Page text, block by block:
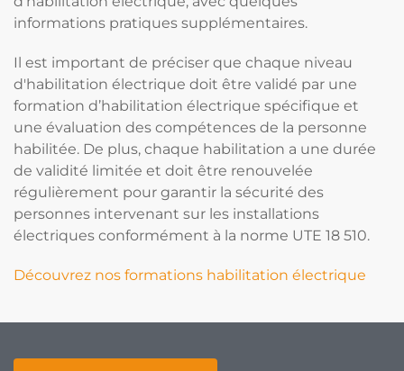
informations pratiques supplémentaires.
Il est important de préciser que chaque niveau
d'habilitation électrique doit être validé par une
formation d’habilitation électrique spécifique et
une évaluation des compétences de la personne
habilitée. De plus, chaque habilitation a une durée
de validité limitée et doit être renouvelée
régulièrement pour garantir la sécurité des
personnes intervenant sur les installations
électriques conformément à la norme UTE 18 510.
Découvrez nos formations habilitation électrique